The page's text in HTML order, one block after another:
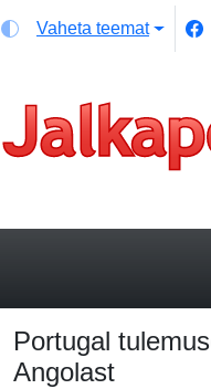
Vaheta teemat
Portugal
Angolast